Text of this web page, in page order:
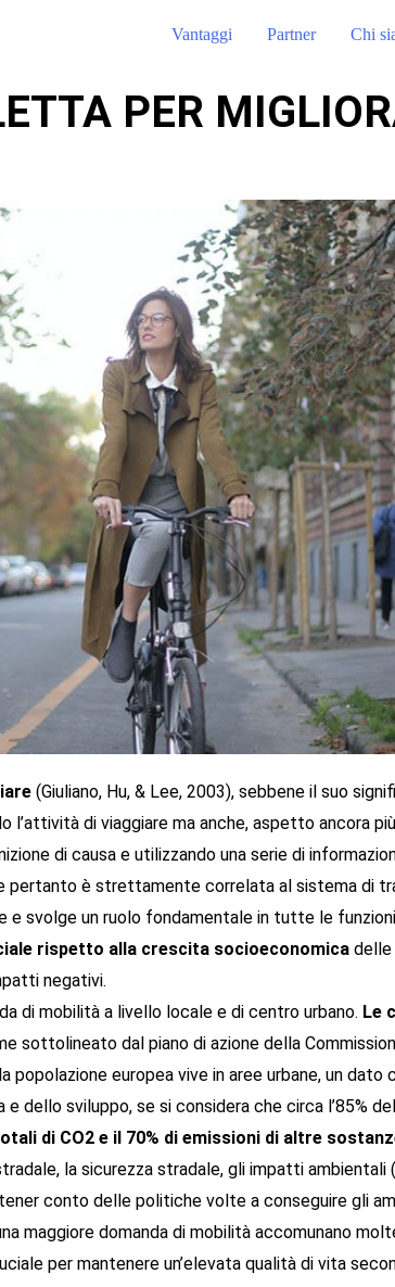
Vantaggi Partner Chi
PER
(Giuliano, Hu, & Lee, 2003), sebbene il suo
l’attività di viaggiare ma anche, aspetto ancora
di causa e utilizzando una serie di
pertanto è strettamente correlata al sistema di
svolge un ruolo fondamentale in tutte le
rispetto alla crescita socioeconomica delle
negativi.
di mobilità a livello locale e di centro urbano. Le
sottolineato dal piano di azione della
europea vive in aree urbane, un dato
sviluppo, se si considera che circa l’85%
di CO2 e il 70% di emissioni di altre
la sicurezza stradale, gli impatti
conto delle politiche volte a conseguire gli
maggiore domanda di mobilità accomunano
per mantenere un’elevata qualità di vita